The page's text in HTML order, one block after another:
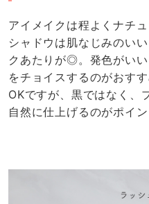
アイメイクは程よくナチ
シャドウは肌なじみのい
クあたりが◎。発色がい
をチョイスするのがおす
OKですが、黒ではなく、
自然に仕上げるのがポイン